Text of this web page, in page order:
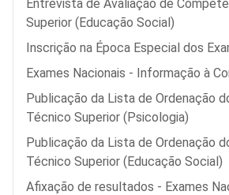
Entrevista de Avaliação de
Superior (Educação Social)
Inscrição na Época Especial dos
Exames Nacionais - Informação à
Publicação da Lista de Ordenação
Técnico Superior (Psicologia)
Publicação da Lista de Ordenação
Técnico Superior (Educação Social)
Afixação de resultados - Exames